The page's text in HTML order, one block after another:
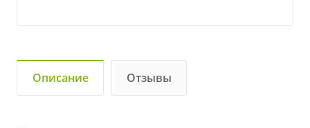
Описание Отзывы